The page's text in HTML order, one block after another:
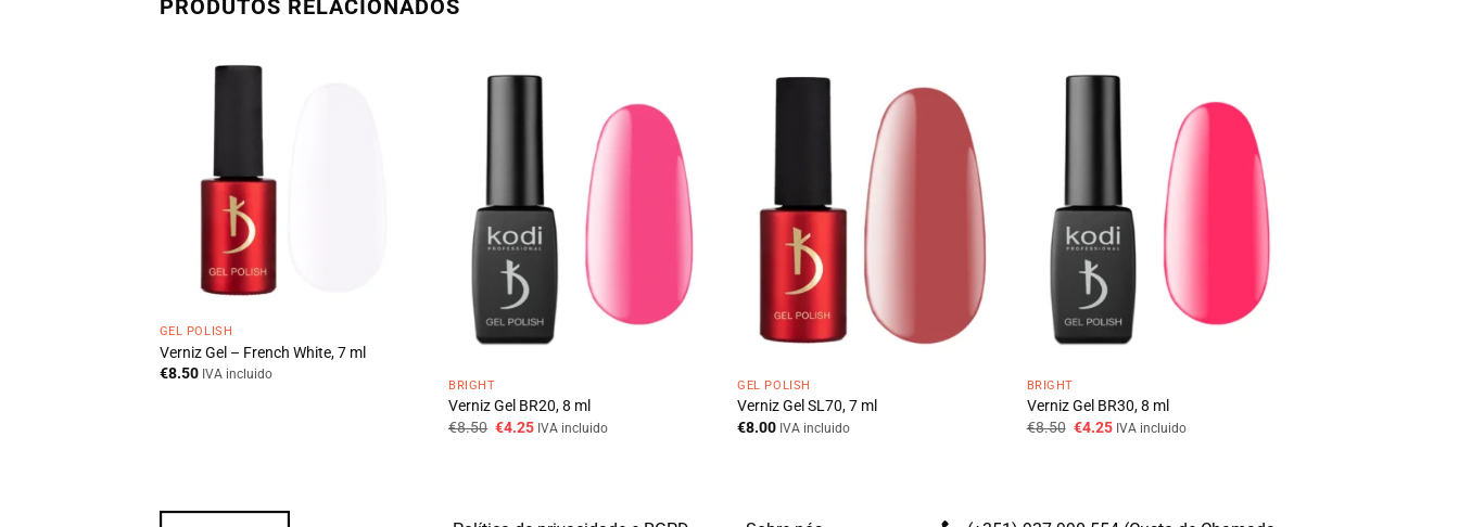
PRODUTOS RELACIONADOS
GEL POLISH
Verniz Gel – French White, 7 ml
€8.50 IVA incluido
BRIGHT
Verniz Gel BR20, 8 ml
€8.50 O
€4.25OIVA incluido
GEL POLISH
Verniz Gel SL70, 7 ml
€8.00 IVA incluido
BRIGHT
Verniz Gel BR30, 8 ml
€8.50 O
€4.25OIVA incluido